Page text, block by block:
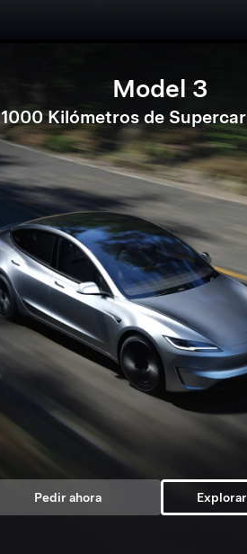
Model 3
1000 Kilómetros de
Pedir ahora